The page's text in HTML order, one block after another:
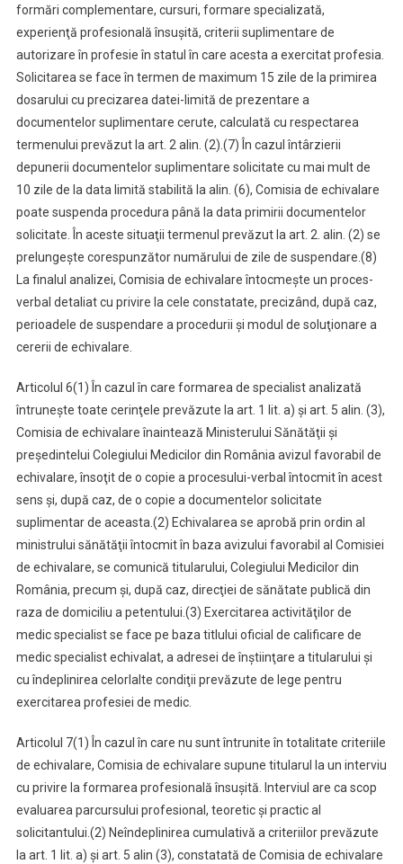
formări complementare, cursuri, formare specializată,
experienţă profesională însuşită, criterii suplimentare de
autorizare în profesie în statul în care acesta a exercitat profesia.
Solicitarea se face în termen de maximum 15 zile de la primirea
dosarului cu precizarea datei-limită de prezentare a
documentelor suplimentare cerute, calculată cu respectarea
termenului prevăzut la art. 2 alin. (2). (7) În cazul întârzierii
depunerii documentelor suplimentare solicitate cu mai mult de
10 zile de la data limită stabilită la alin. (6), Comisia de echivalare
poate suspenda procedura până la data primirii documentelor
solicitate. În aceste situaţii termenul prevăzut la art. 2. alin. (2) se
prelungeşte corespunzător numărului de zile de suspendare. (8)
La finalul analizei, Comisia de echivalare întocmeşte un proces-
verbal detaliat cu privire la cele constatate, precizând, după caz,
perioadele de suspendare a procedurii şi modul de soluţionare a
cererii de echivalare.
Articolul 6(1) În cazul în care formarea de specialist analizată
întruneşte toate cerinţele prevăzute la art. 1 lit. a) şi art. 5 alin. (3),
Comisia de echivalare înaintează Ministerului Sănătăţii şi
preşedintelui Colegiului Medicilor din România avizul favorabil de
echivalare, însoţit de o copie a procesului-verbal întocmit în acest
sens şi, după caz, de o copie a documentelor solicitate
suplimentar de aceasta. (2) Echivalarea se aprobă prin ordin al
ministrului sănătăţii întocmit în baza avizului favorabil al Comisiei
de echivalare, se comunică titularului, Colegiului Medicilor din
România, precum şi, după caz, direcţiei de sănătate publică din
raza de domiciliu a petentului. (3) Exercitarea activităţilor de
medic specialist se face pe baza titlului oficial de calificare de
medic specialist echivalat, a adresei de înştiinţare a titularului şi
cu îndeplinirea celorlalte condiţii prevăzute de lege pentru
exercitarea profesiei de medic.
Articolul 7(1) În cazul în care nu sunt întrunite în totalitate criteriile
de echivalare, Comisia de echivalare supune titularul la un interviu
cu privire la formarea profesională însuşită. Interviul are ca scop
evaluarea parcursului profesional, teoretic şi practic al
solicitantului. (2) Neîndeplinirea cumulativă a criteriilor prevăzute
la art. 1 lit. a) şi art. 5 alin (3), constatată de Comisia de echivalare